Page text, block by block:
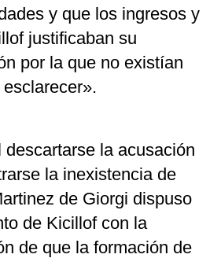
y que los ingresos y
justificaban su
por la que no existían
descartarse la acusación
la inexistencia de
de Giorgi dispuso
de Kicillof con la
de que la formación de